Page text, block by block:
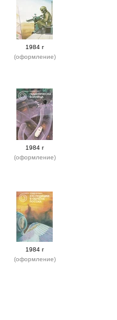
1984 г
(оформление)
1984 г
(оформление)
1984 г
(оформление)